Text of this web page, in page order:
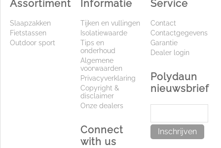
Assortiment
Slaapzakken
Fietstassen
Outdoor sport
Informatie
Tijken en vullingen
Isolatiewaarde
Tips en
onderhoud
Algemene
voorwaarden
Privacyverklaring
Copyright &
disclaimer
Onze dealers
Connect
with us
Service
Contact
Contactgegevens
Garantie
Dealer login
Polydaun
nieuwsbrief
Inschrijven